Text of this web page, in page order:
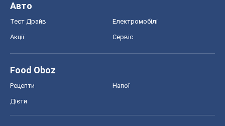
Авто
Тест Драйв Електромобілі
Акції Сервіс
Food Oboz
Рецепти Напої
Дієти